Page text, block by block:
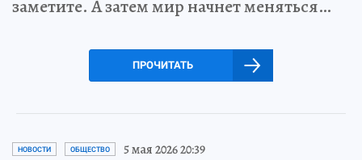
заметите. А затем мир начнет меняться…
ПРОЧИТАТЬ
НОВОСТИ ОБЩЕСТВО 5 мая 2026 20:39